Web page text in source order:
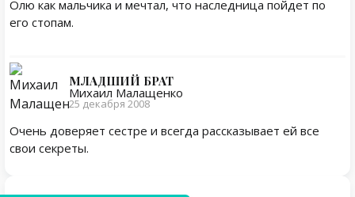
Олю как мальчика и мечтал, что наследница пойдет по
его стопам.
МЛАДШИЙ БРАТ
Михаил Малащенко
25 декабря 2008
Очень доверяет сестре и всегда рассказывает ей все
свои секреты.
Личная жизнь